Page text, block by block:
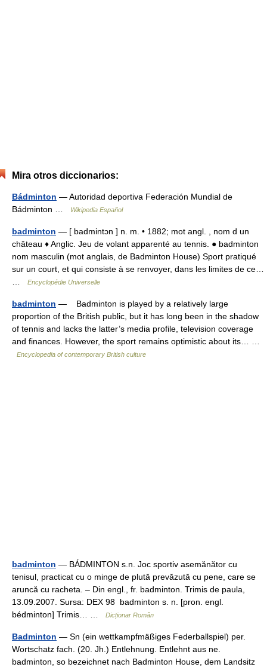
Mira otros diccionarios:
Bádminton — Autoridad deportiva Federación Mundial de
Bádminton …
Wikipedia Español
badminton — [ badmintɔn ] n. m. • 1882; mot angl. , nom d un
château ♦ Anglic. Jeu de volant apparenté au tennis. ● badminton
nom masculin (mot anglais, de Badminton House) Sport pratiqué
sur un court, et qui consiste à se renvoyer, dans les limites de ce…
Encyclopédie Universelle
badminton — Badminton is played by a relatively large
proportion of the British public, but it has long been in the shadow
of tennis and lacks the latter’s media profile, television coverage
and finances. However, the sport remains optimistic about its… …
Encyclopedia of contemporary British culture
badminton — BÁDMINTON s.n. Joc sportiv asemănător cu
tenisul, practicat cu o minge de plută prevăzută cu pene, care se
aruncă cu racheta. – Din engl., fr. badminton. Trimis de paula,
13.09.2007. Sursa: DEX 98 badminton s. n. [pron. engl.
bédminton] Trimis… …
Dicționar Român
Badminton — Sn (ein wettkampfmäßiges Federballspiel) per.
Wortschatz fach. (20. Jh.) Entlehnung. Entlehnt aus ne.
badminton, so bezeichnet nach Badminton House, dem Landsitz